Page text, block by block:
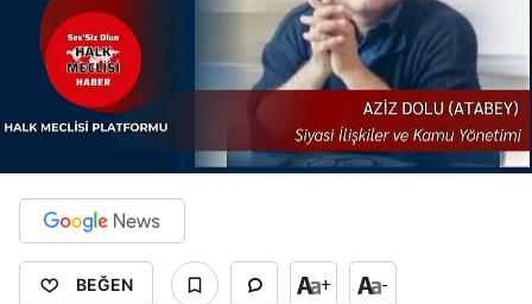
BEĞEN + -